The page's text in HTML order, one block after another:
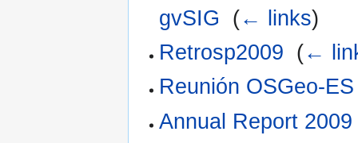
gvSIG
(← links)
Retrosp2009 (←
Reunión OSGeo-
Annual Report